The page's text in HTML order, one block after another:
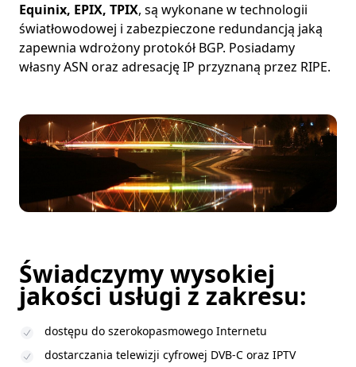
Equinix, EPIX, TPIX, są wykonane w technologii
światłowodowej i zabezpieczone redundancją jaką
zapewnia wdrożony protokół BGP. Posiadamy
własny ASN oraz adresację IP przyznaną przez RIPE.
Świadczymy wysokiej
jakości usługi z zakresu:
dostępu do szerokopasmowego Internetu
dostarczania telewizji cyfrowej DVB-C oraz IPTV